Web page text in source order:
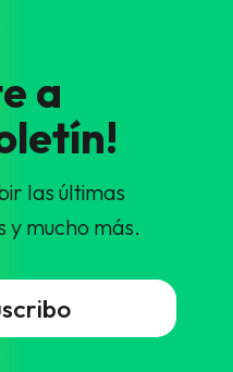
a
las últimas
y mucho más.